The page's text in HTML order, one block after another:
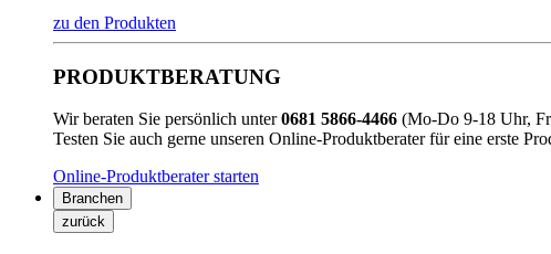
zu den Produkten
PRODUKTBERATUNG
Wir beraten Sie persönlich unter0681 5866-4466 (Mo-Do 9-18 Uhr,
Testen Sie auch gerne unseren Online-Produktberater für eine erste
Online-Produktberater starten
Branchen
zurück